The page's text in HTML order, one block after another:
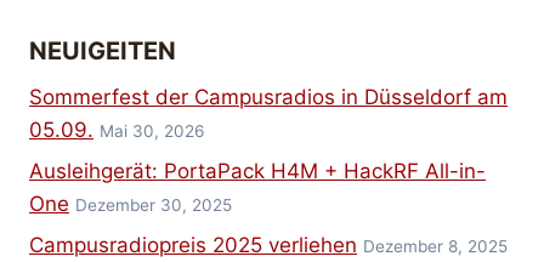
NEUIGEITEN
Sommerfest der Campusradios in Düsseldorf am
05.09. Mai 30, 2026
Ausleihgerät: PortaPack H4M + HackRF All-in-
One Dezember 30, 2025
Campusradiopreis 2025 verliehen Dezember 8, 2025